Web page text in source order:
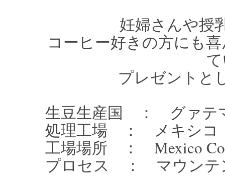
妊婦さんや授
コーヒー好きの方にも
プレゼントと
生豆生産国 ： グァテ
処理工場 ： メキシコ
工場場所 ： Mexico
プロセス ： マウンテ